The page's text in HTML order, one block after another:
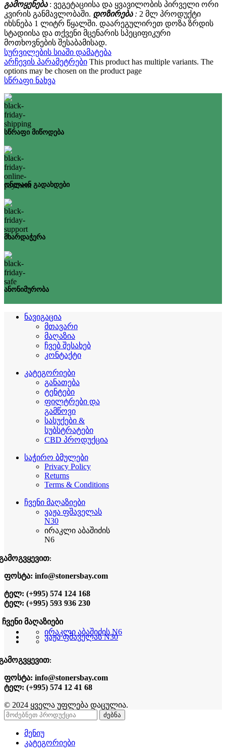
გამოყენება: ვეგეტაციისა და ყვავილობის პირველი ორი
კვირის განმავლობაში. დოზირება: 2 მლ პროდუქტი
იხსნება 1 ლიტრ წყალში. დაარეგულირეთ დოზა ზრდის
სტადიისა და თქვენი მცენარის სპეციფიკური
მოთხოვნების შესაბამისად.
სურვილების სიაში დამატება
არჩევის პარამეტრები This product has multiple variants. The
options may be chosen on the product page
სწრაფი ნახვა
სწრაფი მიწოდება
ონლაინ გადახდები
მხარდაჭერა
ანონიმურობა
ნავიგაცია
მთავარი
მაღაზია
ჩვებ შესახებ
კონტაქტი
კატეგორიები
განათება
ტენტები
ფილტრები და
გამწოვი
სასუქები &
სუბსტრატები
CBD პროდუქცია
საჭირო ბმულები
Privacy Policy
Returns
Terms & Conditions
ჩვენი მაღაზიები
ვაჟა ფშაველას
N30
ირაკლი აბაშიძის
N6
ფოსტა: info@stonersbay.com
ტელ: (+995) 574 124 168
ტელ: (+995) 593 936 230
ჩვენი მაღაზიები
ირაკლი აბაშიძის N6
ვაჟა ფშაველას N30
ფოსტა: info@stonersbay.com
ტელ: (+995) 574 12 41 68
© 2024 ყველა უფლება დაცულია.
ძებნა
მენიუ
კატეგორიები